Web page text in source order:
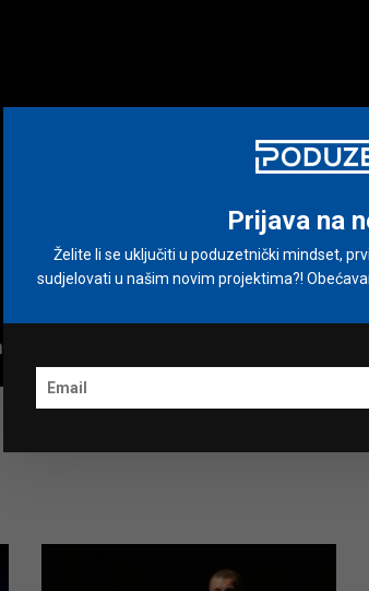
Prijava na
Želite li se uključiti u poduzetnički mindset,
sudjelovati u našim novim projektima?!